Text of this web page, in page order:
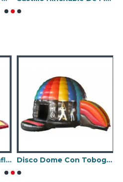
Castillo Hinchable Jb Inflatables Disco Dome Con Tobogan